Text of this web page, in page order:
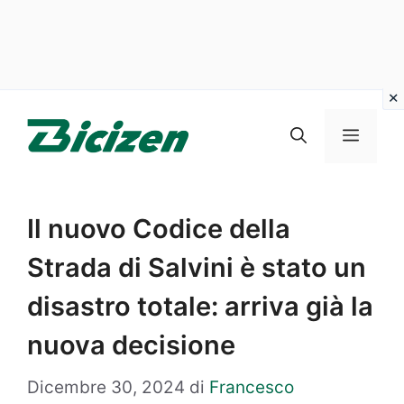
Menu
Il nuovo Codice della
Strada di Salvini è stato un
disastro totale: arriva già la
nuova decisione
Dicembre 30, 2024 di Francesco